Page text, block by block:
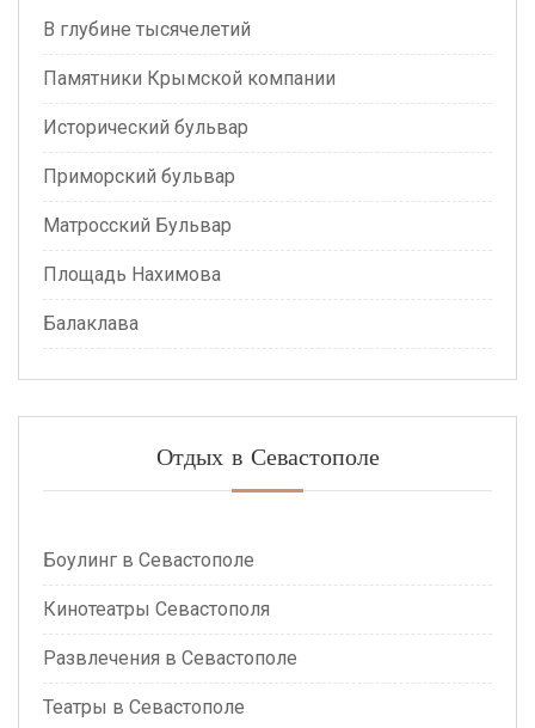
В глубине тысячелетий
Памятники Крымской компании
Исторический бульвар
Приморский бульвар
Матросский Бульвар
Площадь Нахимова
Балаклава
Отдых в Севастополе
Боулинг в Севастополе
Кинотеатры Севастополя
Развлечения в Севастополе
Театры в Севастополе